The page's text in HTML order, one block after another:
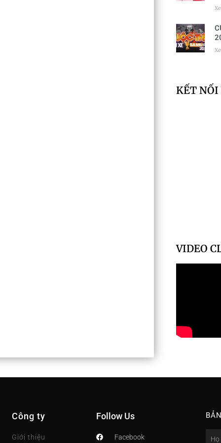
KẾT NỐI
VIDEO
Công ty
Giới thiệu
Follow Us
Facebook